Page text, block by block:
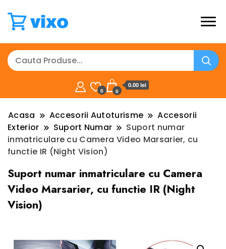
0 0
0.00 lei
Acasa Accesorii Autoturisme
Accesorii
Exterior
Suport Numar
Suport numar
inmatriculare cu Camera Video Marsarier, cu
functie IR (Night Vision)
Suport numar inmatriculare cu Camera
Video Marsarier, cu functie IR (Night
Vision)